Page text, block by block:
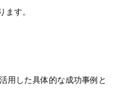
ます。
用した具体的な成功事例と